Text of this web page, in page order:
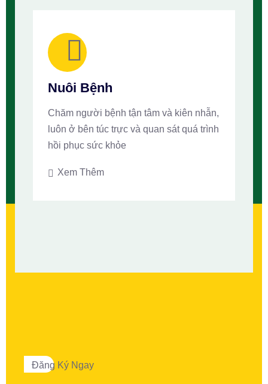
Nuôi Bệnh
Chăm người bệnh tận tâm và kiên nhẫn,
luôn ở bên túc trực và quan sát quá trình
hồi phục sức khỏe
Xem Thêm
Đăng Ký Ngay